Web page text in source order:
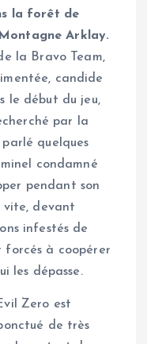
la forêt de
Arklay.
la Bravo Team,
candide
le début du jeu,
par la
quelques
condamné
pendant son
vite, devant
infestés de
forcés à coopérer
les dépasse.
Zero est
de très